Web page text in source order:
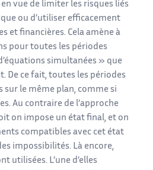
vue de limiter les risques liés
ou d’utiliser efficacement
et financières. Cela amène à
pour toutes les périodes
simultanées » que
De ce fait, toutes les périodes
le même plan, comme si
Au contraire de l’approche
on impose un état final, et on
compatibles avec cet état
impossibilités. Là encore,
utilisées. L’une d’elles